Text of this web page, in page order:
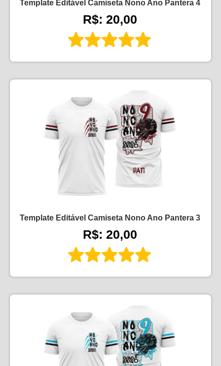
Template Editável Camiseta Nono Ano Pantera 4
R$: 20,00
Template Editável Camiseta Nono Ano Pantera 3
R$: 20,00